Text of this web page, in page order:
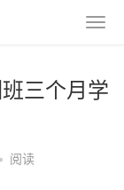
三个月学
• 阅读